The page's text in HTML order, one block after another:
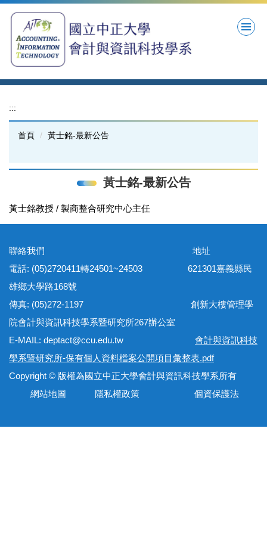
到
區
:::
首頁 黃士銘-最新公告
黃士銘-最新公告
黃士銘教授 / 製商整合研究中心主任
聯絡我們 地址
電話: (05)2720411轉24501~24503 621301嘉義縣民
雄鄉大學路168號
傳真: (05)272-1197 創新大樓管理學
院會計與資訊科技學系暨研究所267辦公室
E-MAIL: deptact@ccu.edu.tw 會計與資訊科技
學系暨研究所-保有個人資料檔案公開項目彙整表.pdf
Copyright © 版權為國立中正大學會計與資訊科技學系所有
網站地圖 隱私權政策 個資保護法